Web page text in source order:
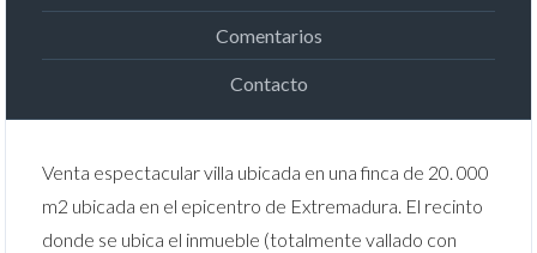
Comentarios
Contacto
Venta espectacular villa ubicada en una finca de 20. 000
m2 ubicada en el epicentro de Extremadura. El recinto
donde se ubica el inmueble (totalmente vallado con